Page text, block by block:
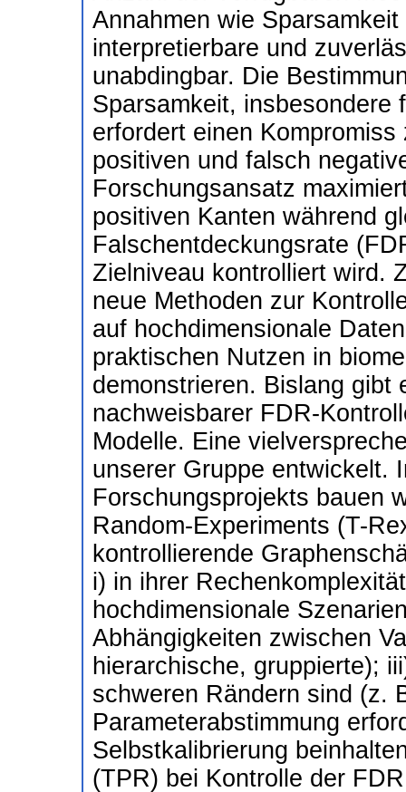
Annahmen wie
interpretierbare und
unabdingbar. Die
Sparsamkeit, insbesondere
erfordert einen
positiven und falsch
Forschungsansatz
positiven Kanten während
Falschentdeckungsrate
Zielniveau kontrolliert wird.
neue Methoden zur
auf hochdimensionale
praktischen Nutzen in
demonstrieren. Bislang gibt
nachweisbarer FDR-
Modelle. Eine
unserer Gruppe entwickelt.
Forschungsprojekts bauen
Random-Experiments (T-
kontrollierende
i) in ihrer
hochdimensionale
Abhängigkeiten zwischen
hierarchische, gruppierte);
schweren Rändern sind (z.
Parameterabstimmung
Selbstkalibrierung
(TPR) bei Kontrolle der